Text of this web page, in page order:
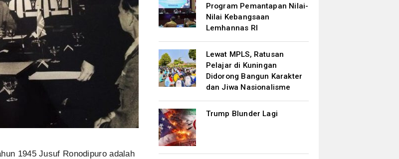
1945 Jusuf Ronodipuro adalah
Program Pemantapan Nilai-
Nilai Kebangsaan
Lemhannas RI
Lewat MPLS, Ratusan
Pelajar di Kuningan
Didorong Bangun Karakter
dan Jiwa Nasionalisme
Trump Blunder Lagi